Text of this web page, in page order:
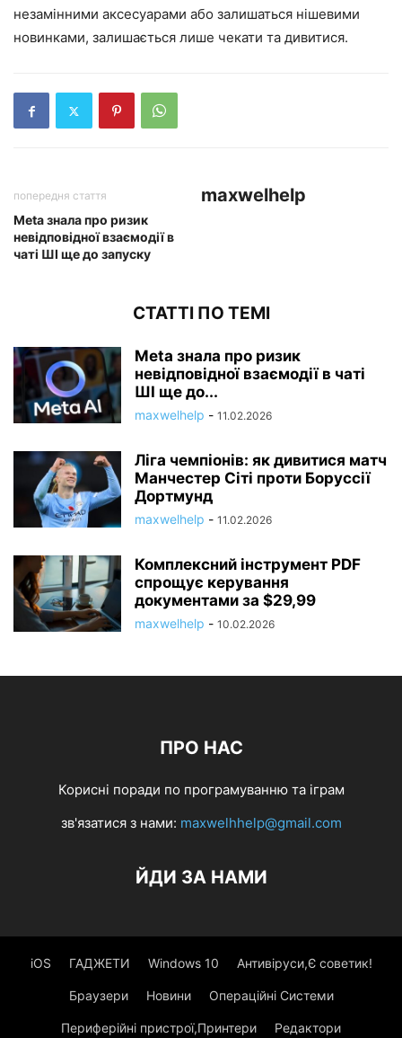
незамінними аксесуарами або залишаться нішевими
новинками, залишається лише чекати та дивитися.
попередня стаття
Meta знала про ризик
невідповідної взаємодії в
чаті ШІ ще до запуску
maxwelhelp
СТАТТІ ПО ТЕМІ
Meta знала про ризик
невідповідної взаємодії в чаті
ШІ ще до...
maxwelhelp - 11.02.2026
Ліга чемпіонів: як дивитися матч
Манчестер Сіті проти Боруссії
Дортмунд
maxwelhelp - 11.02.2026
Комплексний інструмент PDF
спрощує керування
документами за $29,99
maxwelhelp - 10.02.2026
ПРО НАС
Корисні поради по програмуванню та іграм
зв'язатися з нами: maxwelhhelp@gmail.com
ЙДИ ЗА НАМИ
iOS ГАДЖЕТИ Windows 10 Антивіруси,Є советик!
Браузери Новини Операційні Системи
Периферійні пристрої,Принтери Редактори